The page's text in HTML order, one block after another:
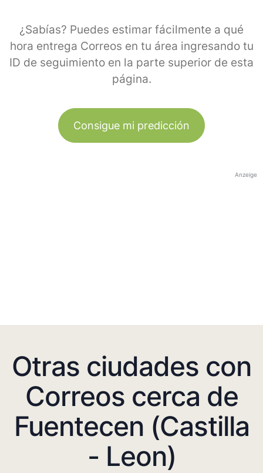
¿Sabías? Puedes estimar fácilmente a qué
hora entrega Correos en tu área ingresando tu
ID de seguimiento en la parte superior de esta
página.
Consigue mi predicción
Anzeige
Otras ciudades con
Correos cerca de
Fuentecen (Castilla
- Leon)